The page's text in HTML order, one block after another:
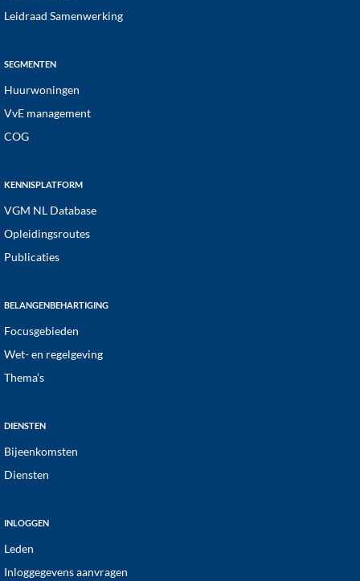
Leidraad Samenwerking
SEGMENTEN
Huurwoningen
VvE management
COG
KENNISPLATFORM
VGM NL Database
Opleidingsroutes
Publicaties
BELANGENBEHARTIGING
Focusgebieden
Wet- en regelgeving
Thema’s
DIENSTEN
Bijeenkomsten
Diensten
INLOGGEN
Leden
Inloggegevens aanvragen